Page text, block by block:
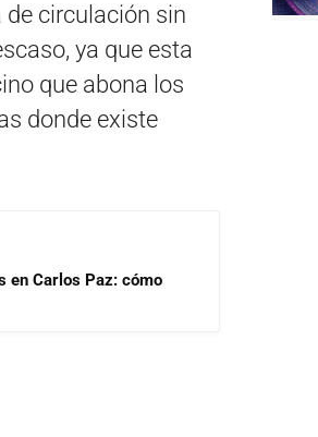
circulación sin
ya que esta
que abona los
donde existe
en Carlos Paz: cómo